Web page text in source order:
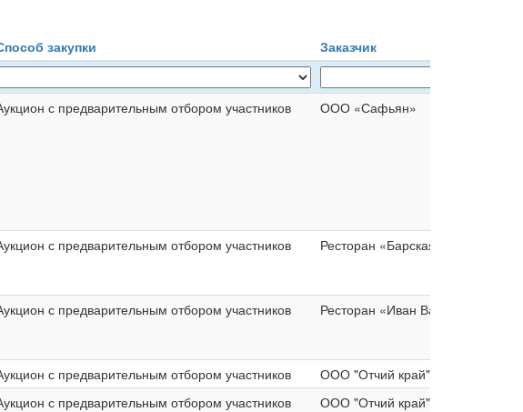
закупки Заказчик
с предварительным отбором участников ООО «Сафьян»
с предварительным отбором участников Ресторан «Барская Пивница»
с предварительным отбором участников Ресторан «Иван Васильевич»
с предварительным отбором участников
ООО "Отчий край"
с предварительным отбором участников ООО "Отчий край"